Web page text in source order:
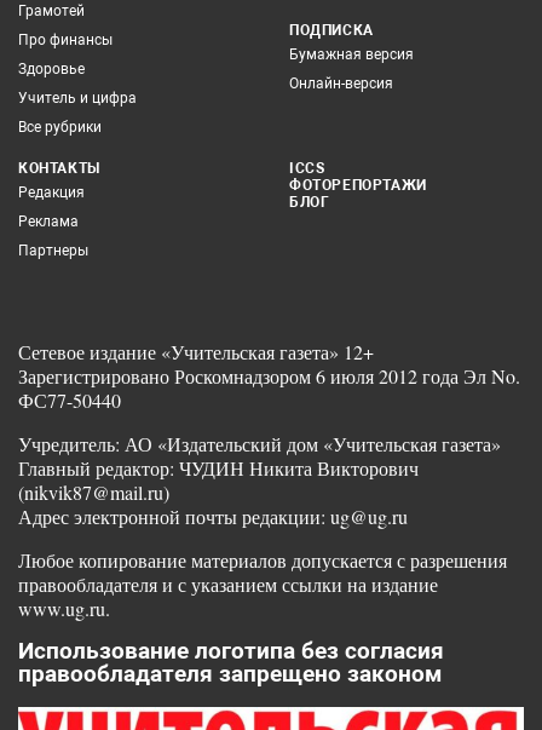
Грамотей
Про финансы
Здоровье
Учитель и цифра
Все рубрики
ПОДПИСКА
Бумажная версия
Онлайн-версия
КОНТАКТЫ
Редакция
Реклама
Партнеры
ICCS
ФОТОРЕПОРТАЖИ
БЛОГ
Сетевое издание «Учительская газета» 12+
Зарегистрировано Роскомнадзором 6 июля 2012 года Эл No.
ФС77-50440
Учредитель: АО «Издательский дом «Учительская газета»
Главный редактор: ЧУДИН Никита Викторович
(nikvik87@mail.ru)
Адрес электронной почты редакции: ug@ug.ru
Любое копирование материалов допускается с разрешения
правообладателя и с указанием ссылки на издание
www.ug.ru.
Использование логотипа без согласия
правообладателя запрещено законом